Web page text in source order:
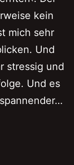
kein
mich sehr
Und
stressig und
Und es